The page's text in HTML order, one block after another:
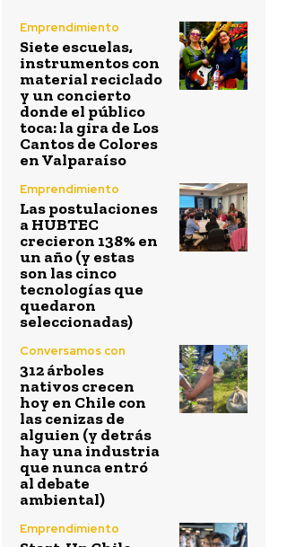
Emprendimiento
Siete escuelas,
instrumentos con
material reciclado
y un concierto
donde el público
toca: la gira de Los
Cantos de Colores
en Valparaíso
Emprendimiento
Las postulaciones
a HUBTEC
crecieron 138% en
un año (y estas
son las cinco
tecnologías que
quedaron
seleccionadas)
Conversamos con
312 árboles
nativos crecen
hoy en Chile con
las cenizas de
alguien (y detrás
hay una industria
que nunca entró
al debate
ambiental)
Emprendimiento